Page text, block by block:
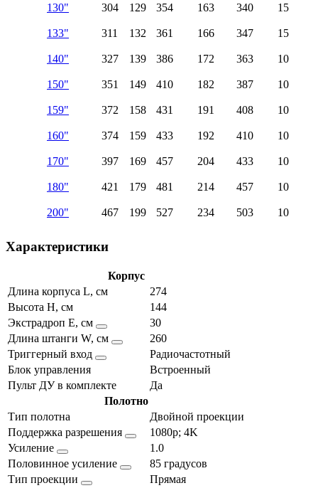
130" 304 129 354 163 340 15
133" 311 132 361 166 347 15
140" 327 139 386 172 363 10
150" 351 149 410 182 387 10
159" 372 158 431 191 408 10
160" 374 159 433 192 410 10
170" 397 169 457 204 433 10
180" 421 179 481 214 457 10
200" 467 199 527 234 503 10
Характеристики
Корпус
Длина корпуса L, см
274
Высота H, см
144
Экстрадроп E, см
30
Длина штанги W, см
260
Триггерный вход
Радиочастотный
Блок управления
Встроенный
Пульт ДУ в комплекте
Да
Полотно
Тип полотна
Двойной проекции
Поддержка разрешения
1080p; 4K
Усиление
1.0
Половинное усиление
85 градусов
Тип проекции
Прямая